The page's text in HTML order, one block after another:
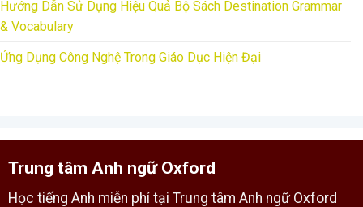
Hướng Dẫn Sử Dụng Hiệu Quả Bộ Sách Destination Grammar
& Vocabulary
Ứng Dụng Công Nghệ Trong Giáo Dục Hiện Đại
Trung tâm Anh ngữ Oxford
Học tiếng Anh miễn phí tại Trung tâm Anh ngữ Oxford